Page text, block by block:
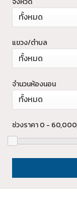
แขวง/ตำบล
จำนวนห้องนอน
ช่วงราคา0 -